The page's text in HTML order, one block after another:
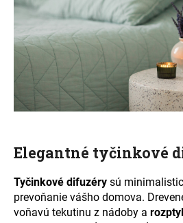
Elegantné tyčinkové
Tyčinkové difuzéry sú
prevoňanie vášho domova.
voňavú tekutinu z nádoby a